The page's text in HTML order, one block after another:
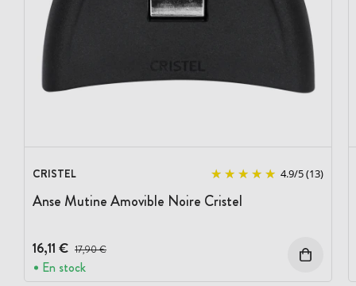
CRISTEL 4.9/5(13)
Anse Mutine Amovible Noire Cristel
16,11 € Prix avant réduction :
17,90 €
En stock